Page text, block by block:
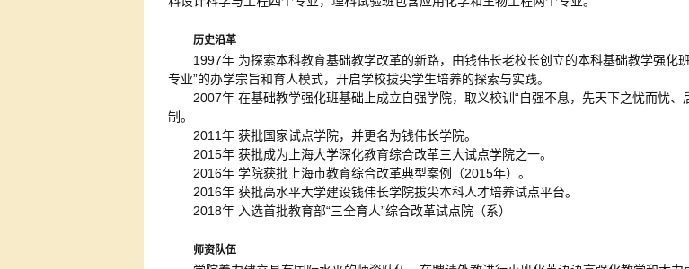
历史沿革
1997年 为探索本科教育基础教学改革的新路，由钱伟长老校长创立的本科基础教学强化
专业”的办学宗旨和育人模式，开启学校拔尖学生培养的探索与实践。
2007年 在基础教学强化班基础上成立自强学院，取义校训“自强不息，先天下之忧而忧
制。
2011年 获批国家试点学院，并更名为钱伟长学院。
2015年 获批成为上海大学深化教育综合改革三大试点学院之一。
2016年 学院获批上海市教育综合改革典型案例（2015年）。
2016年 获批高水平大学建设钱伟长学院拔尖本科人才培养试点平台。
2018年 入选首批教育部“三全育人”综合改革试点院（系）
师资队伍